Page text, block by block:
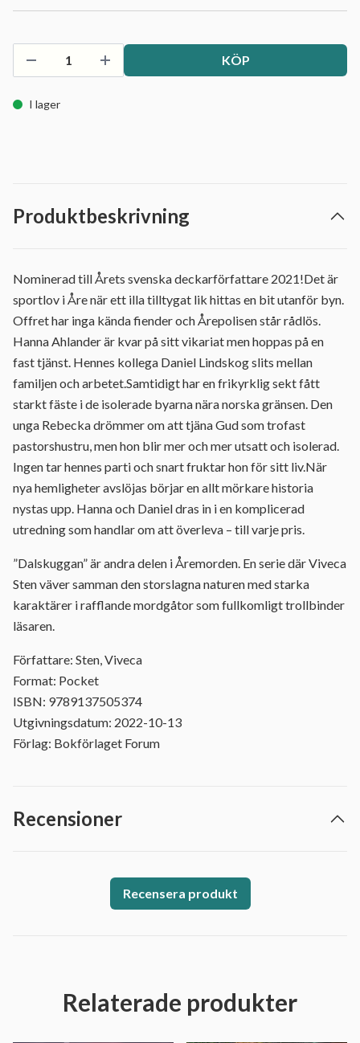
KÖP
I lager
Produktbeskrivning
Nominerad till Årets svenska deckarförfattare 2021!Det är
sportlov i Åre när ett illa tilltygat lik hittas en bit utanför byn.
Offret har inga kända fiender och Årepolisen står rådlös.
Hanna Ahlander är kvar på sitt vikariat men hoppas på en
fast tjänst. Hennes kollega Daniel Lindskog slits mellan
familjen och arbetet.Samtidigt har en frikyrklig sekt fått
starkt fäste i de isolerade byarna nära norska gränsen. Den
unga Rebecka drömmer om att tjäna Gud som trofast
pastorshustru, men hon blir mer och mer utsatt och isolerad.
Ingen tar hennes parti och snart fruktar hon för sitt liv.När
nya hemligheter avslöjas börjar en allt mörkare historia
nystas upp. Hanna och Daniel dras in i en komplicerad
utredning som handlar om att överleva – till varje pris.
”Dalskuggan” är andra delen i Åremorden. En serie där Viveca
Sten väver samman den storslagna naturen med starka
karaktärer i rafflande mordgåtor som fullkomligt trollbinder
läsaren.
Författare: Sten, Viveca
Format: Pocket
ISBN: 9789137505374
Utgivningsdatum: 2022-10-13
Förlag: Bokförlaget Forum
Recensioner
Recensera produkt
Relaterade produkter